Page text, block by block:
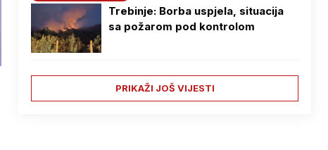
Trebinje: Borba uspjela, situacija
sa požarom pod kontrolom
PRIKAŽI JOŠ VIJESTI